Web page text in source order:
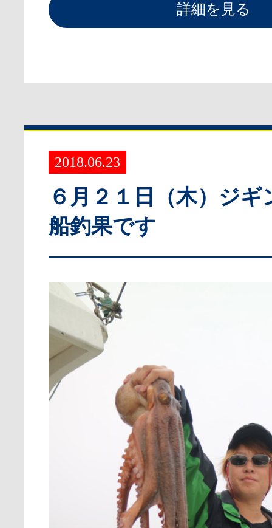
詳細を見る
2018.06.23
６月２１日（木）ジギ
船釣果です